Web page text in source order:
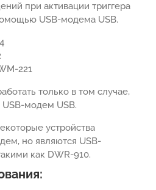
при активации триггера
USB-модема USB.
221
только в том случае,
модем USB.
устройства
но являются USB-
как DWR-910.